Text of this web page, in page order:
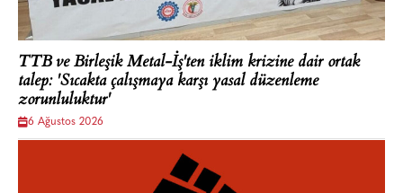
TTB ve Birleşik Metal-İş'ten iklim krizine dair ortak
talep: 'Sıcakta çalışmaya karşı yasal düzenleme
zorunluluktur'
6 Ağustos 2026